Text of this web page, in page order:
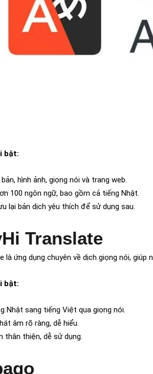
bật:
hình ảnh, giọng nói và trang web.
100 ngôn ngữ, bao gồm cả tiếng Nhật.
lại bản dịch yêu thích để sử dụng sau.
Translate
là ứng dụng chuyên về dịch giọng nói,
bật:
Nhật sang tiếng Việt qua giọng nói.
âm rõ ràng, dễ hiểu.
thân thiện, dễ sử dụng.